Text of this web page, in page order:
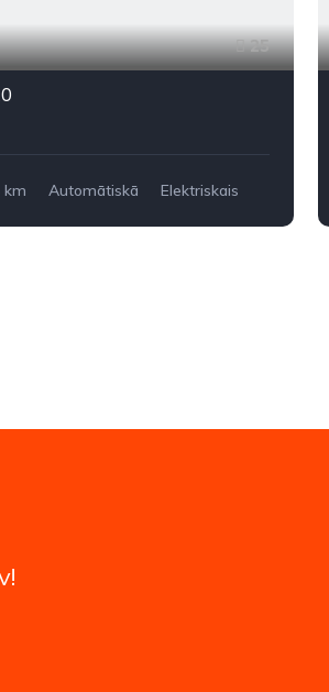
25
km Automātiskā
Elektriskais